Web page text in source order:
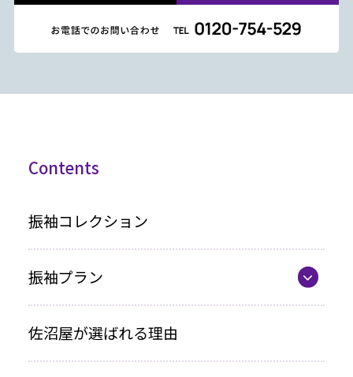
Contents
振袖コレクション
振袖プラン
レンタルプラン
佐沼屋が選ばれる理由